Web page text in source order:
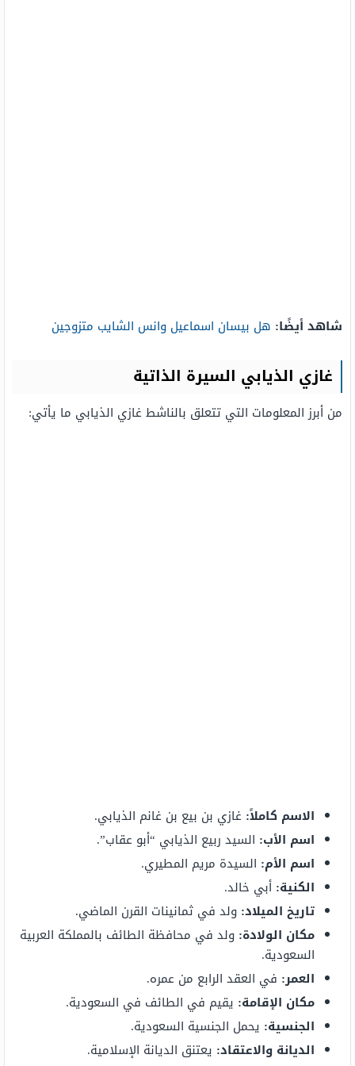
شاهد أيضًا: هل بيسان اسماعيل وانس الشايب متزوجين
غازي الذيابي السيرة الذاتية
من أبرز المعلومات التي تتعلق بالناشط غازي الذيابي ما يأتي:
الاسم كاملاً: غازي بن بيع بن غانم الذيابي.
اسم الأب: السيد ربيع الذيابي “أبو عقاب”.
اسم الأم: السيدة مريم المطيري.
الكنية: أبي خالد.
تاريخ الميلاد: ولد في ثمانينات القرن الماضي.
مكان الولادة: ولد في محافظة الطائف بالمملكة العربية
السعودية.
العمر: في العقد الرابع من عمره.
مكان الإقامة: يقيم في الطائف في السعودية.
الجنسية: يحمل الجنسية السعودية.
الديانة والاعتقاد: يعتنق الديانة الإسلامية.